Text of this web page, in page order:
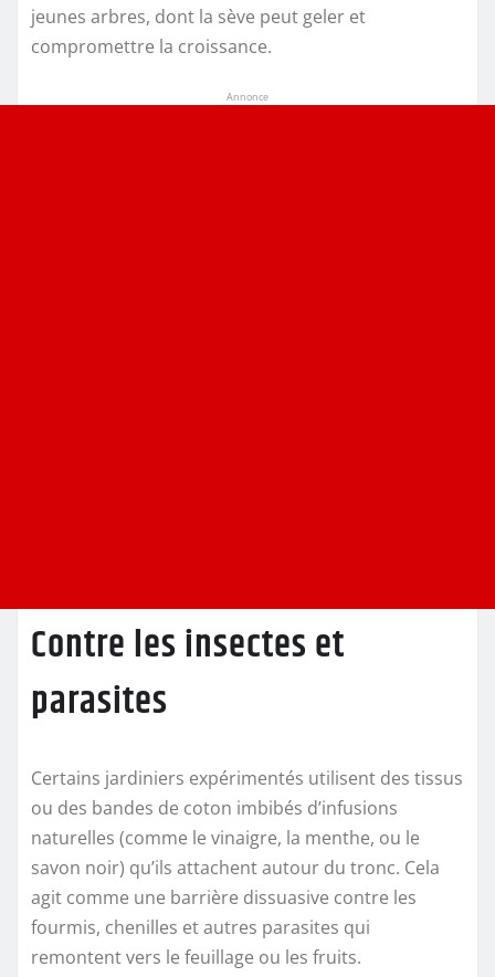
jeunes arbres, dont la sève peut geler et
compromettre la croissance.
Annonce
Contre les insectes et
parasites
Certains jardiniers expérimentés utilisent des tissus
ou des bandes de coton imbibés d’infusions
naturelles (comme le vinaigre, la menthe, ou le
savon noir) qu’ils attachent autour du tronc. Cela
agit comme une barrière dissuasive contre les
fourmis, chenilles et autres parasites qui
remontent vers le feuillage ou les fruits.